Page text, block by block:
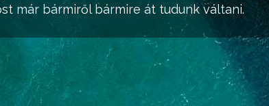
már bármiről bármire át tudunk váltani.